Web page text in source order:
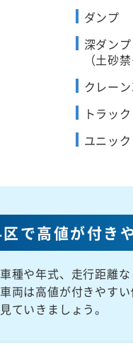
ダンプ
深ダンプ
（土砂
クレー
トラッ
ユニック
で高値が付き
種や年式、走行距離
両は高値が付きやす
ていきましょう。